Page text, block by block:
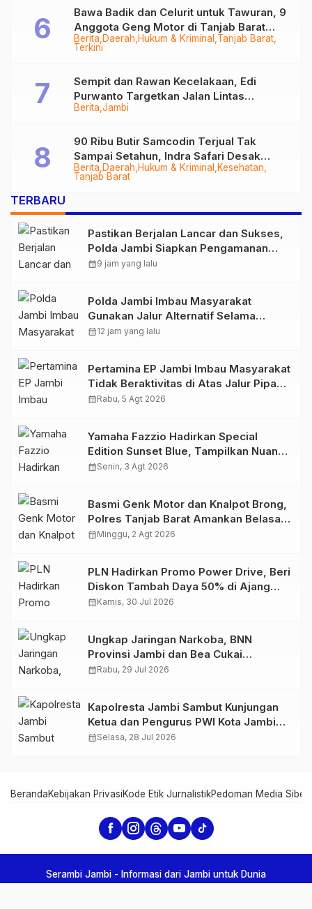
Berita Daerah Hukum & Kriminal Tanjab Barat
Terkini
Bawa Badik dan Celurit untuk Tawuran, 9
Anggota Geng Motor di Tanjab Barat
Diringkus
Berita Jambi
Sempit dan Rawan Kecelakaan, Edi
Purwanto Targetkan Jalan Lintas
Tungkal-Jambi Mulus di 2028
Berita Daerah Hukum & Kriminal
Kesehatan
Tanjab Barat
90 Ribu Butir Samcodin Terjual Tak
Sampai Setahun, Indra Safari Desak
Audit Menyeluruh
TERBARU
Pastikan Berjalan Lancar dan Sukses,
Polda Jambi Siapkan Pengamanan
Berlapis untuk 8.750 Pelari, 1.848
calendar_month9 jam yang lalu
Polda Jambi Imbau Masyarakat
Gunakan Jalur Alternatif Selama
Pelaksanaan Presisi Merdeka Run
calendar_month12 jam yang lalu
Pertamina EP Jambi Imbau Masyarakat
Tidak Beraktivitas di Atas Jalur Pipa
Migas Demi Keselamatan Bersama
calendar_monthRabu, 5 Agt 2026
Yamaha Fazzio Hadirkan Special
Edition Sunset Blue, Tampilkan Nuansa
Retro Summer yang Semakin Skena
calendar_monthSenin, 3 Agt 2026
Basmi Genk Motor dan Knalpot Brong,
Polres Tanjab Barat Amankan Belasan
Kendaraan
calendar_monthMinggu, 2 Agt 2026
PLN Hadirkan Promo Power Drive, Beri
Diskon Tambah Daya 50% di Ajang
GIIAS 2026
calendar_monthKamis, 30 Jul 2026
Ungkap Jaringan Narkoba, BNN
Provinsi Jambi dan Bea Cukai
Amankan Sembilan Pelaku beserta
calendar_monthRabu, 29 Jul 2026
Kapolresta Jambi Sambut Kunjungan
Ketua dan Pengurus PWI Kota Jambi
Perkuat Sinergi dan Kolaborasi
calendar_monthSelasa, 28 Jul 2026
BerandaKebijakan PrivasiKode Etik JurnalistikPedoman Media Siber
Serambi Jambi - Informasi dari Jambi untuk Dunia